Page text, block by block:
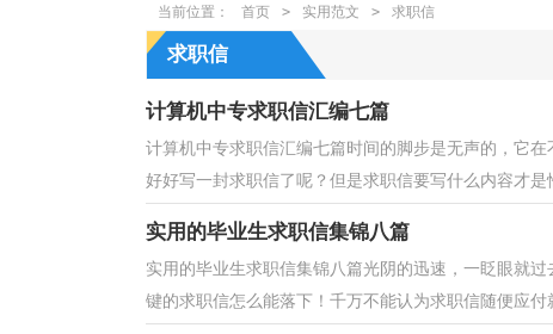
当前位置： 首页 > 实用范文 > 求职信
求职信
计算机中专求职信汇编七篇
计算机中专求职信汇编七篇时间的脚步是无声的，它
好好写一封求职信了呢？但是求职信要写什么内容才
实用的毕业生求职信集锦八篇
实用的毕业生求职信集锦八篇光阴的迅速，一眨眼就
键的求职信怎么能落下！千万不能认为求职信随便应